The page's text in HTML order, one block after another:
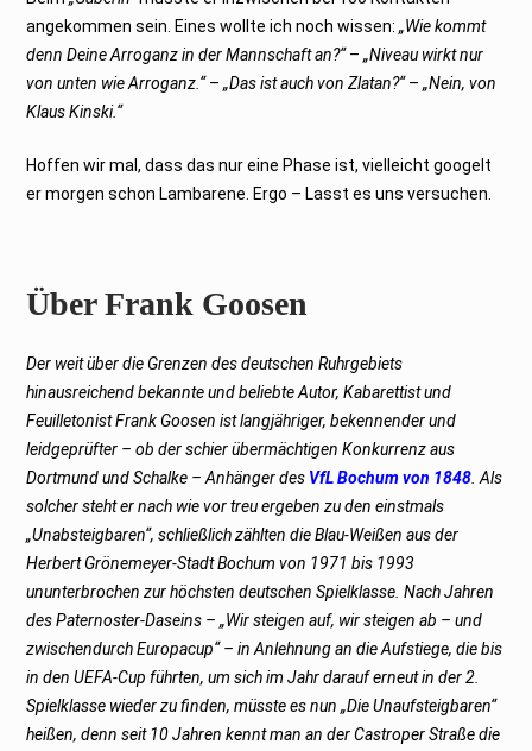
angekommen sein. Eines wollte ich noch wissen:„Wie kommt
denn Deine Arroganz in der Mannschaft an?“–„Niveau wirkt nur
von unten wie Arroganz.“–„Das ist auch von Zlatan?“–„Nein, von
Klaus Kinski.“
Hoffen wir mal, dass das nur eine Phase ist, vielleicht googelt
er morgen schon Lambarene. Ergo – Lasst es uns versuchen.
Über Frank Goosen
Der weit über die Grenzen des deutschen Ruhrgebiets
hinausreichend bekannte und beliebte Autor, Kabarettist und
Feuilletonist Frank Goosen ist langjähriger, bekennender und
leidgeprüfter – ob der schier übermächtigen Konkurrenz aus
Dortmund und Schalke – Anhänger des VfL Bochum von 1848 . Als
solcher steht er nach wie vor treu ergeben zu den einstmals
„Unabsteigbaren“, schließlich zählten die Blau-Weißen aus der
Herbert Grönemeyer-Stadt Bochum von 1971 bis 1993
ununterbrochen zur höchsten deutschen Spielklasse. Nach Jahren
des Paternoster-Daseins – „Wir steigen auf, wir steigen ab – und
zwischendurch Europacup“ – in Anlehnung an die Aufstiege, die bis
in den UEFA-Cup führten, um sich im Jahr darauf erneut in der 2.
Spielklasse wieder zu finden, müsste es nun „Die Unaufsteigbaren“
heißen, denn seit 10 Jahren kennt man an der Castroper Straße die